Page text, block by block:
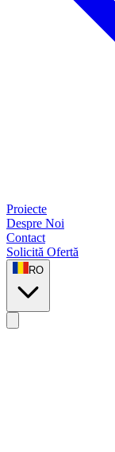
Proiecte
Despre Noi
Contact
Solicită Ofertă
RO